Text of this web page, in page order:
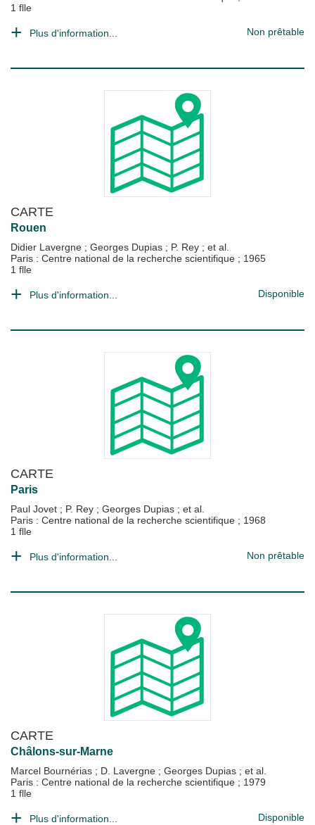
1 flle
Plus d'information... Non prêtable
CARTE
Rouen
Didier Lavergne ; Georges Dupias ; P. Rey ; et al.
Paris : Centre national de la recherche scientifique ; 1965
1 flle
Plus d'information... Disponible
CARTE
Paris
Paul Jovet ; P. Rey ; Georges Dupias ; et al.
Paris : Centre national de la recherche scientifique ; 1968
1 flle
Plus d'information... Non prêtable
CARTE
Châlons-sur-Marne
Marcel Bournérias ; D. Lavergne ; Georges Dupias ; et al.
Paris : Centre national de la recherche scientifique ; 1979
1 flle
Plus d'information... Disponible